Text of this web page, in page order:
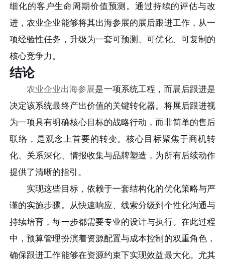
细化的客户生命周期价值预测。通过持续的评估与改
进，农业企业能够将其出海参展的展后跟进工作，从一
项经验性任务，升级为一套可预测、可优化、可复制的
核心竞争力。
结论
农业企业出海参展是一项系统工程，而展后跟进是
决定该系统最终产出价值的关键转化器。将展后跟进视
为一项具有明确核心目标的战略行动，而非简单的售后
联络，是观念上首要的转变。核心目标聚焦于商机转
化、关系深化、情报收集与品牌塑造，为所有后续动作
提供了清晰的指引。
实现这些目标，依赖于一套结构化的优化策略与严
谨的实施步骤。从快速响应、线索分级到个性化沟通与
持续培育，每一步都需要专业的设计与执行。在此过程
中，预算管理扮演着资源配置与成本控制的双重角色，
确保跟进工作能够在资源约束下实现效益最大化。尤其